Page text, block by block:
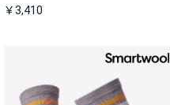
￥3,410